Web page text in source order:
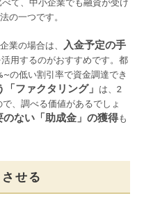
て、中小企業でも融資が受け
の一つです。
業の場合は、 入金予定の手
活用するのがおすすめです。都
の低い割引率で資金調達でき
ファクタリング」
は、2
、調べる価値があるでしょ
ない「助成金」の獲得も
せる